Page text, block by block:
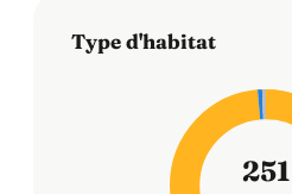
Type d'habitat
251